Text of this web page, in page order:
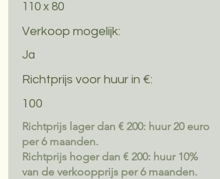
110 x 80
Verkoop mogelijk:
Ja
Richtprijs voor huur in €:
100
Richtprijs lager dan € 200: huur 20 euro
per 6 maanden.
Richtprijs hoger dan € 200: huur 10%
van de verkoopprijs per 6 maanden.